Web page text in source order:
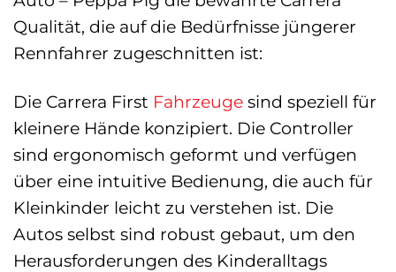
Qualität, die auf die Bedürfnisse jüngerer
Rennfahrer zugeschnitten ist:
Die Carrera First Fahrzeuge sind speziell für
kleinere Hände konzipiert. Die Controller
sind ergonomisch geformt und verfügen
über eine intuitive Bedienung, die auch für
Kleinkinder leicht zu verstehen ist. Die
Autos selbst sind robust gebaut, um den
Herausforderungen des Kinderalltags